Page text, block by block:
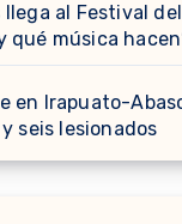
al Festival del
qué música
en Irapuato-
seis lesionados